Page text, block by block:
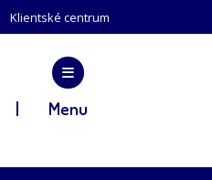
Klientské centrum
Menu